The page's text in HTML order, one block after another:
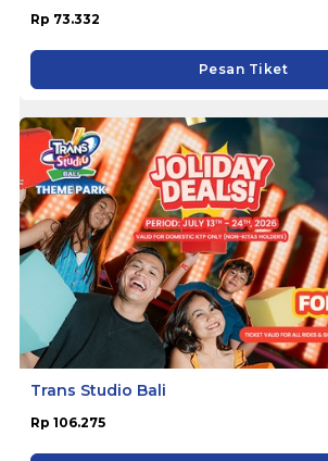
Rp 73.332
Pesan Tiket
Trans Studio Bali
Rp 106.275